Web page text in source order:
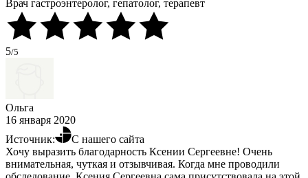
Врач гастроэнтеролог, гепатолог, терапевт
5/5
Ольга
16 января 2020
Источник:
С нашего сайта
Хочу выразить благодарность Ксении Сергеевне! Очень
внимательная, чуткая и отзывчивая. Когда мне проводили